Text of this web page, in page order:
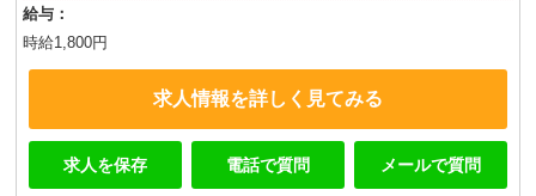
給与：
時給1,800円
求人情報を詳しく見てみる
求人を保存 電話で質問 メールで質問